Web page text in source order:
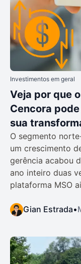
Investimentos em geral
Veja por que
Cencora
sua
O segmento
um crescimento
gerência acabou
ano inteiro duas
plataforma MSO
Gian Estrada•